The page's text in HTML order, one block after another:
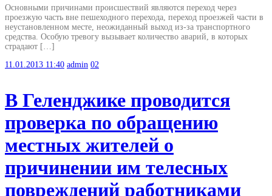
Основными причинами происшествий являются переход через
проезжую часть вне пешеходного перехода, переход проезжей части в
неустановленном месте, неожиданный выход из-за транспортного
средства. Особую тревогу вызывает количество аварий, в которых
страдают […]
11.01.2013 11:40 admin 02
В Геленджике проводится
проверка по обращению
местных жителей о
причинении им телесных
повреждений работниками